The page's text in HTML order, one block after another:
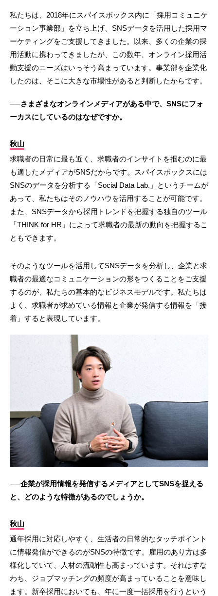
私たちは、2018年にスパイスボックス内に「採用コミュニケ
ーション事業部」を立ち上げ、SNSデータを活用した採用マ
ーケティングをご支援してきました。以来、多くの企業の採
用活動に携わってきましたが、この数年、オンライン採用活
動支援のニーズはいっそう高まっています。事業部を企業化
したのは、そこに大きな市場性があると判断したからです。
──さまざまなオンラインメディアがある中で、SNSにフォ
ーカスにしているのはなぜですか。
秋山
求職者の日常に最も近く、求職者のインサイトを掴むのに最
も適したメディアがSNSだからです。スパイスボックスには
SNSのデータを分析する「Social Data Lab.」というチームが
あって、私たちはそのノウハウを活用することが可能です。
また、SNSデータから採用トレンドを把握する独自のツール
「 THINK for HR 」によって求職者の最新の動向を把握するこ
ともできます。
そのようなツールを活用してSNSデータを分析し、企業と求
職者の最適なコミュニケーションの形をつくることをご支援
するのが、私たちの基本的なビジネスモデルです。私たちは
よく、求職者が求めている情報と企業が発信する情報を「接
着」すると表現しています。
──企業が採用情報を発信するメディアとしてSNSを捉える
と、どのような特徴があるのでしょうか。
秋山
通年採用に対応しやすく、生活者の日常的なタッチポイント
に情報発信ができるのがSNSの特徴です。雇用のあり方は多
様化していて、人材の流動性も高まっています。それはすな
わち、ジョブマッチングの頻度が高まっていることを意味し
ます。新卒採用においても、年に一度一括採用を行うという